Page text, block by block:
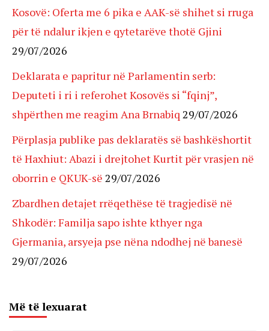
Kosovë: Oferta me 6 pika e AAK-së shihet si rruga
për të ndalur ikjen e qytetarëve thotë Gjini
29/07/2026
Deklarata e papritur në Parlamentin serb:
Deputeti i ri i referohet Kosovës si “fqinj”,
shpërthen me reagim Ana Brnabiq 29/07/2026
Përplasja publike pas deklaratës së bashkëshortit
të Haxhiut: Abazi i drejtohet Kurtit për vrasjen në
oborrin e QKUK-së 29/07/2026
Zbardhen detajet rrëqethëse të tragjedisë në
Shkodër: Familja sapo ishte kthyer nga
Gjermania, arsyeja pse nëna ndodhej në banesë
29/07/2026
Më të lexuarat